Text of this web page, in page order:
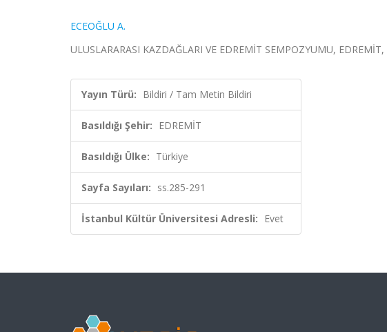
ECEOĞLU A.
ULUSLARARASI KAZDAĞLARI VE EDREMİT SEMPOZYUMU,
Yayın Türü: Bildiri / Tam Metin Bildiri
Basıldığı Şehir: EDREMİT
Basıldığı Ülke: Türkiye
Sayfa Sayıları: ss.285-291
İstanbul Kültür Üniversitesi Adresli: Evet